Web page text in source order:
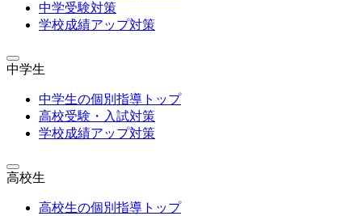
中学受験対策
学校成績アップ対策
中学生
中学生の個別指導トップ
高校受験・入試対策
学校成績アップ対策
高校生
高校生の個別指導トップ